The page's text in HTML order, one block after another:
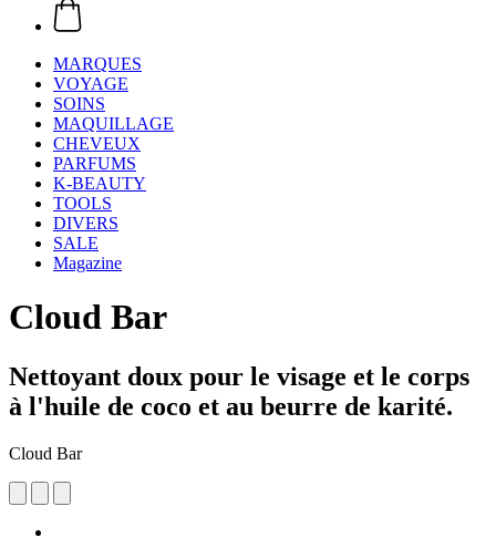
MARQUES
VOYAGE
SOINS
MAQUILLAGE
CHEVEUX
PARFUMS
K-BEAUTY
TOOLS
DIVERS
SALE
Magazine
Cloud Bar
Nettoyant doux pour le visage et le corps
à l'huile de coco et au beurre de karité.
Cloud Bar